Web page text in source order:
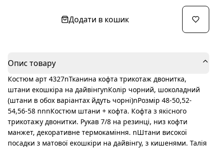
Додати в кошик
Опис товару
Костюм арт 4327nТканина кофта трикотаж двонитка,
штани екошкіра на дайвінгуnКолір чорний, шоколадний
(штани в обох варіантах йдуть чорні)nРозмір 48-50,52-
54,56-58 nnnКостюм штани + кофта. Кофта з якісного
трикотажу двонитки. Рукав 7/8 на резинці, низ кофти
манжет, декоративне термокаміння. nШтани високої
посадки з матової екошкіри на дайвінгу, з кишенями. Талія